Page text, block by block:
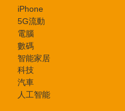
iPhone
5G流動
電腦
數碼
智能家居
科技
汽車
人工智能